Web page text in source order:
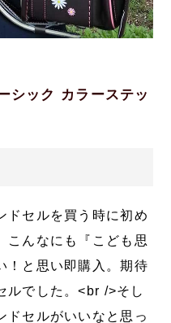
シック カラーステッ
ドセルを買う時に初め
こんなにも『こども思
！と思い即購入。期待
ルでした。<br />そし
ドセルがいいなと思っ